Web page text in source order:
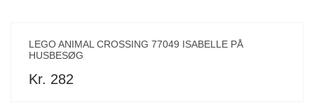
LEGO ANIMAL CROSSING 77049 ISABELLE PÅ
HUSBESØG
Kr. 282